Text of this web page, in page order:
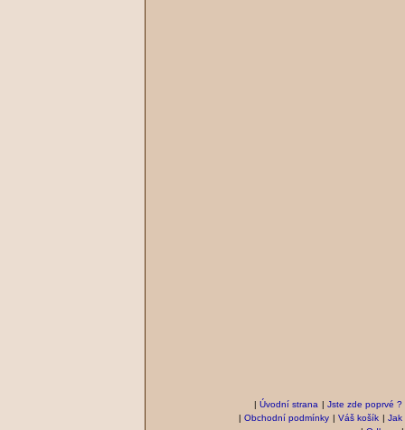
| Úvodní strana | Jste zde poprvé ?
| Obchodní podmínky | Váš košík | Jak